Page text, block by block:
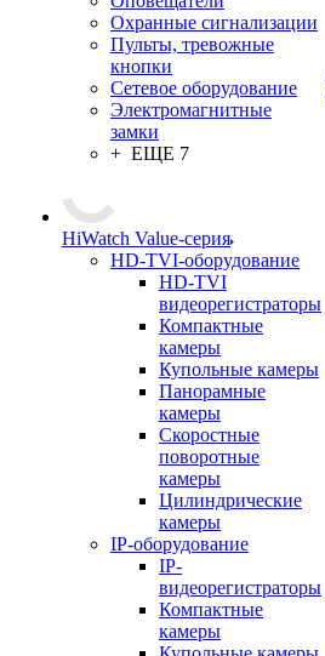
Охранные сигнализации
Пульты, тревожные
кнопки
Сетевое оборудование
Электромагнитные
замки
+ ЕЩЕ 7
HiWatch Value-серия
HD-TVI-оборудование
HD-TVI
видеорегистраторы
Компактные
камеры
Купольные камеры
Панорамные
камеры
Скоростные
поворотные
камеры
Цилиндрические
камеры
IP-оборудование
IP-
видеорегистраторы
Компактные
камеры